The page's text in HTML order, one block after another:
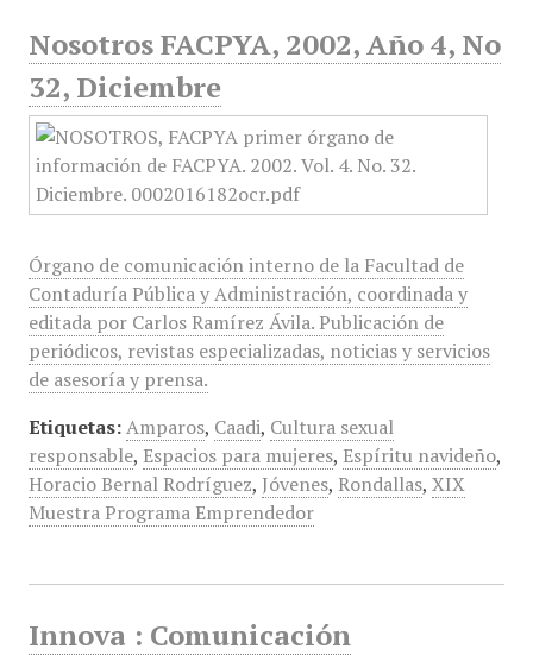
Nosotros FACPYA, 2002, Año 4, No
32, Diciembre
Órgano de comunicación interno de la Facultad de
Contaduría Pública y Administración, coordinada y
editada por Carlos Ramírez Ávila. Publicación de
periódicos, revistas especializadas, noticias y servicios
de asesoría y prensa.
Etiquetas: Amparos, Caadi, Cultura sexual
responsable, Espacios para mujeres, Espíritu navideño,
Horacio Bernal Rodríguez, Jóvenes, Rondallas, XIX
Muestra Programa Emprendedor
Innova : Comunicación